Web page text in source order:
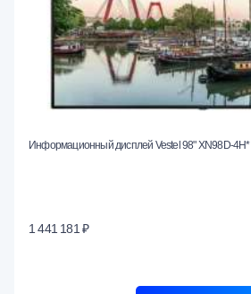
Информационный дисплей Vestel 98" XN98D-4H*
1 441 181 ₽